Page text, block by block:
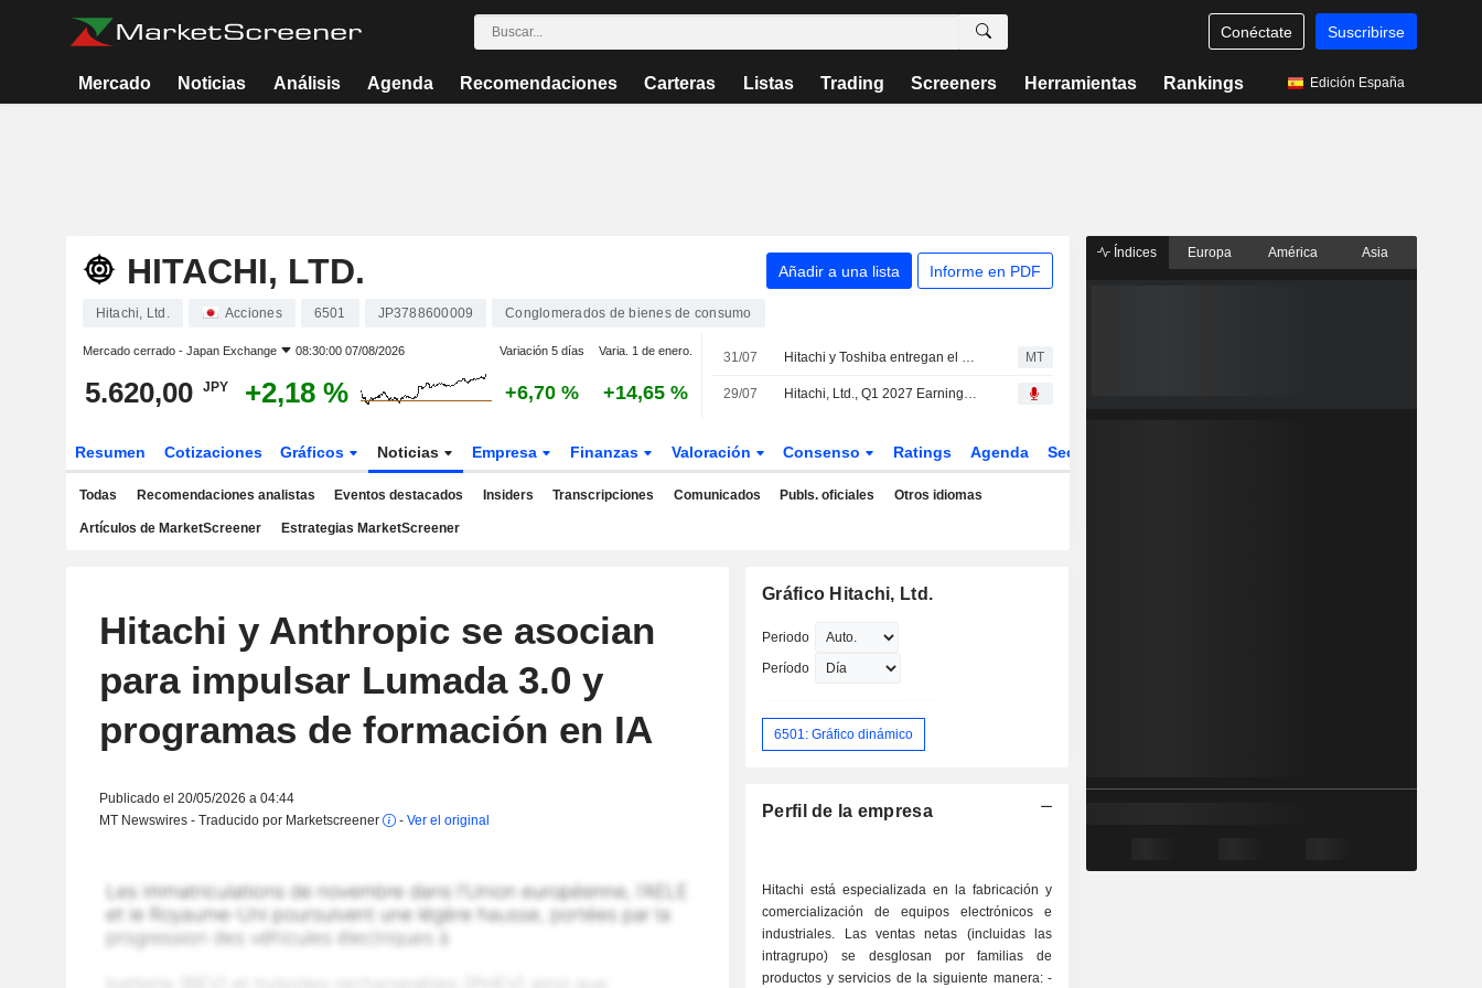
Conéctate Suscribirse
Mercado Noticias Análisis Agenda Recomendaciones Carteras Listas Trading Screeners Herramientas Rankings Edición España
HITACHI, LTD. Añadir a una lista Informe en PDF
Hitachi, Ltd. Acciones 6501 JP3788600009 Conglomerados de bienes de consumo
Mercado cerrado - Japan Exchange 08:30:00 07/08/2026 Variación 5 días Varia. 1 de enero.
5.620,00 JPY +2,18 % +6,70 % +14,65 %
31/07 Hitachi y Toshiba entregan el primer tren para la alta velocidad de Taiwán MT
29/07 Hitachi, Ltd., Q1 2027 Earnings Call, Jul 29, 2026
Resumen Cotizaciones Gráficos Noticias Empresa Finanzas Valoración Consenso Ratings Agenda Sector
Todas Recomendaciones analistas Eventos destacados Insiders Transcripciones Comunicados Publs. oficiales Otros idiomas
Artículos de MarketScreener Estrategias MarketScreener
Hitachi y Anthropic se asocian
para impulsar Lumada 3.0 y
programas de formación en IA
Publicado el 20/05/2026 a 04:44
MT Newswires - Traducido por Marketscreener
- Ver el original
Gráfico Hitachi, Ltd.
Periodo
Período
6501: Gráfico dinámico
Perfil de la empresa
Hitachi está especializada en la fabricación y
comercialización de equipos electrónicos e
industriales. Las ventas netas (incluidas las
intragrupo) se desglosan por familias de
productos y servicios de la siguiente manera: -
Índices Europa América Asia